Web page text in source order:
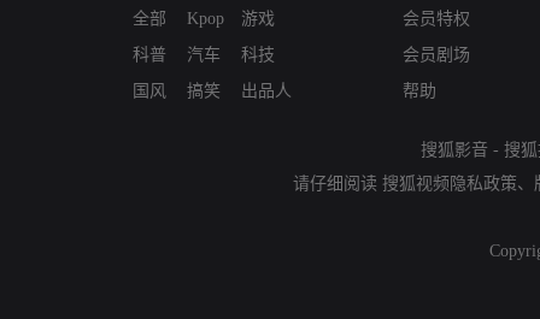
全部
科普
国风
Kpop
汽车
搞笑
游戏
科技
出品人
会员特权
会员剧场
帮助
搜狐影音 - 搜
请仔细阅读 搜狐视频隐私政策、